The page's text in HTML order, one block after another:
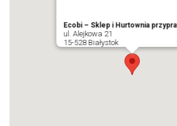
Ecobi – Sklep i Hurtownia
ul. Alejkowa 21
15-528 Białystok